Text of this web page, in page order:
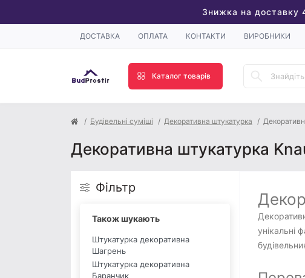
Знижка на доставку
ДОСТАВКА ОПЛАТА КОНТАКТИ ВИРОБНИКИ
Каталог товарів
Будівельні суміші Декоративна штукатурка
Декоративна штукатурка
Фільтр
Також шукають
Штукатурка декоративна
Шагрень
Штукатурка декоративна
Баранчик
унікальні